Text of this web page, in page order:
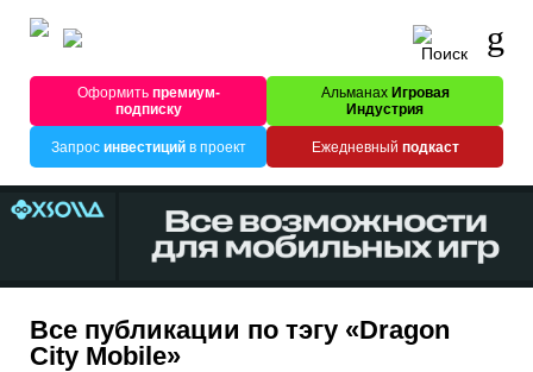
Оформитьпремиум-
подписку
Альманах Игровая
Индустрия
Запрос инвестицийв проект Ежедневный подкаст
Все публикации по тэгу «Dragon
City Mobile»